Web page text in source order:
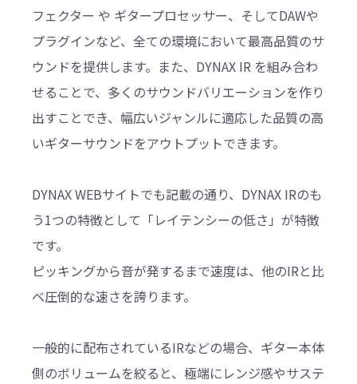
フェクター や ギタープロセッサー、そしてDAWや
プラグインなど、全ての環境において最高品質のサ
ウンドを提供します。また、DYNAX IR を組み合わ
せることで、多くのサウンドバリエーションを作り
出すことでき、幅広いジャンルに適応した品質の高
いギターサウンドをアウトプットできます。
DYNAX WEBサイトでも記載の通り、DYNAX IRのも
う1つの特徴として「レイテンシーの低さ」が特徴
です。
ピッキングから音が発するまで速度は、他のIRと比
べ圧倒的な速さを誇ります。
一般的に配布されているIRなどの場合、ギター本体
側のボリュームを絞ると、極端にレンジ感やサステ